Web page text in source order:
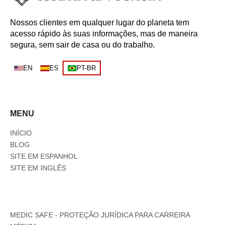
Nossos clientes em qualquer lugar do planeta tem
acesso rápido às suas informações, mas de maneira
segura, sem sair de casa ou do trabalho.
EN ES PT-BR
MENU
INÍCIO
BLOG
SITE EM ESPANHOL
SITE EM INGLÊS
MEDIC SAFE - PROTEÇÃO JURÍDICA PARA CARREIRA